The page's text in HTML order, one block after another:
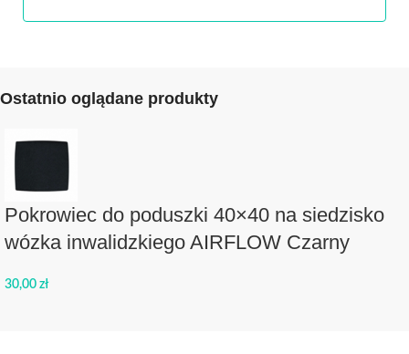
Ostatnio oglądane produkty
Pokrowiec do poduszki 40×40 na siedzisko
wózka inwalidzkiego AIRFLOW Czarny
30,00zł